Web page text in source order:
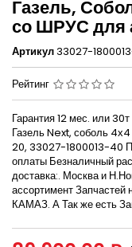
Газель,
со ШРУС для
Артикул33027-
Рейтинг
Гарантия 12 мес. или
Газель Next, соболь
20, 33027-1800013-40
оплаты Безналичный
доставка:. Москва и
ассортимент
КАМАЗ. А Так же есть